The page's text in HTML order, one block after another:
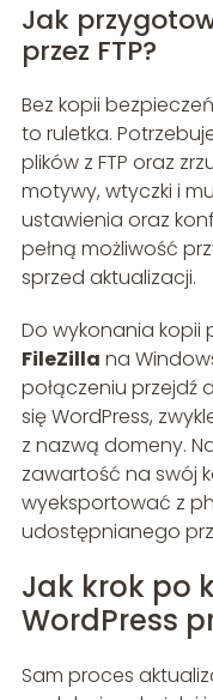
Jak
przez FTP?
Bez kopii
to ruletka.
plików z FTP oraz
motywy, wtyczki i
ustawienia oraz
pełną możliwość
sprzed aktualizacji.
Do wykonania kopii
FileZilla na
połączeniu przejdź
się WordPress,
z nazwą domeny.
zawartość na swój
wyeksportować z
udostępnianego
Jak krok po
WordPress
Sam proces